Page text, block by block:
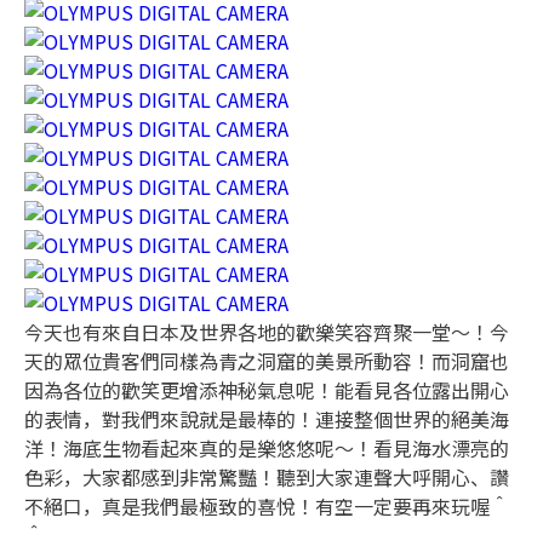
今天也有來自日本及世界各地的歡樂笑容齊聚一堂～！今
天的眾位貴客們同樣為青之洞窟的美景所動容！而洞窟也
因為各位的歡笑更增添神秘氣息呢！能看見各位露出開心
的表情，對我們來說就是最棒的！連接整個世界的絕美海
洋！海底生物看起來真的是樂悠悠呢～！看見海水漂亮的
色彩，大家都感到非常驚豔！聽到大家連聲大呼開心、讚
不絕口，真是我們最極致的喜悅！有空一定要再來玩喔＾
＾